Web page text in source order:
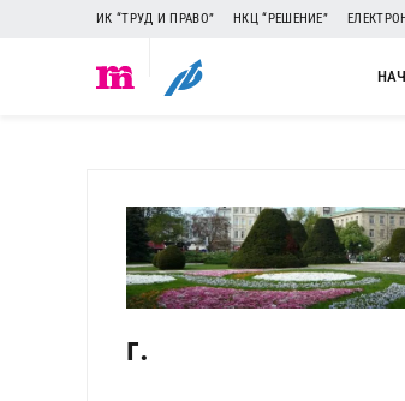
ИК “ТРУД И ПРАВО” НКЦ “РЕШЕНИЕ”
г.